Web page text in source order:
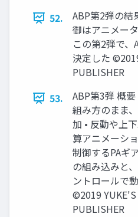
52.
ABP第2弾の結
御はアニメー
この第2弾で
決定した
PUBLISHER
53.
ABP第3弾 概
組み方のまま
加 • 反動や上
算アニメーシ
制御するPAギ
の組み込みと
ントロールで
©2019
PUBLISHER